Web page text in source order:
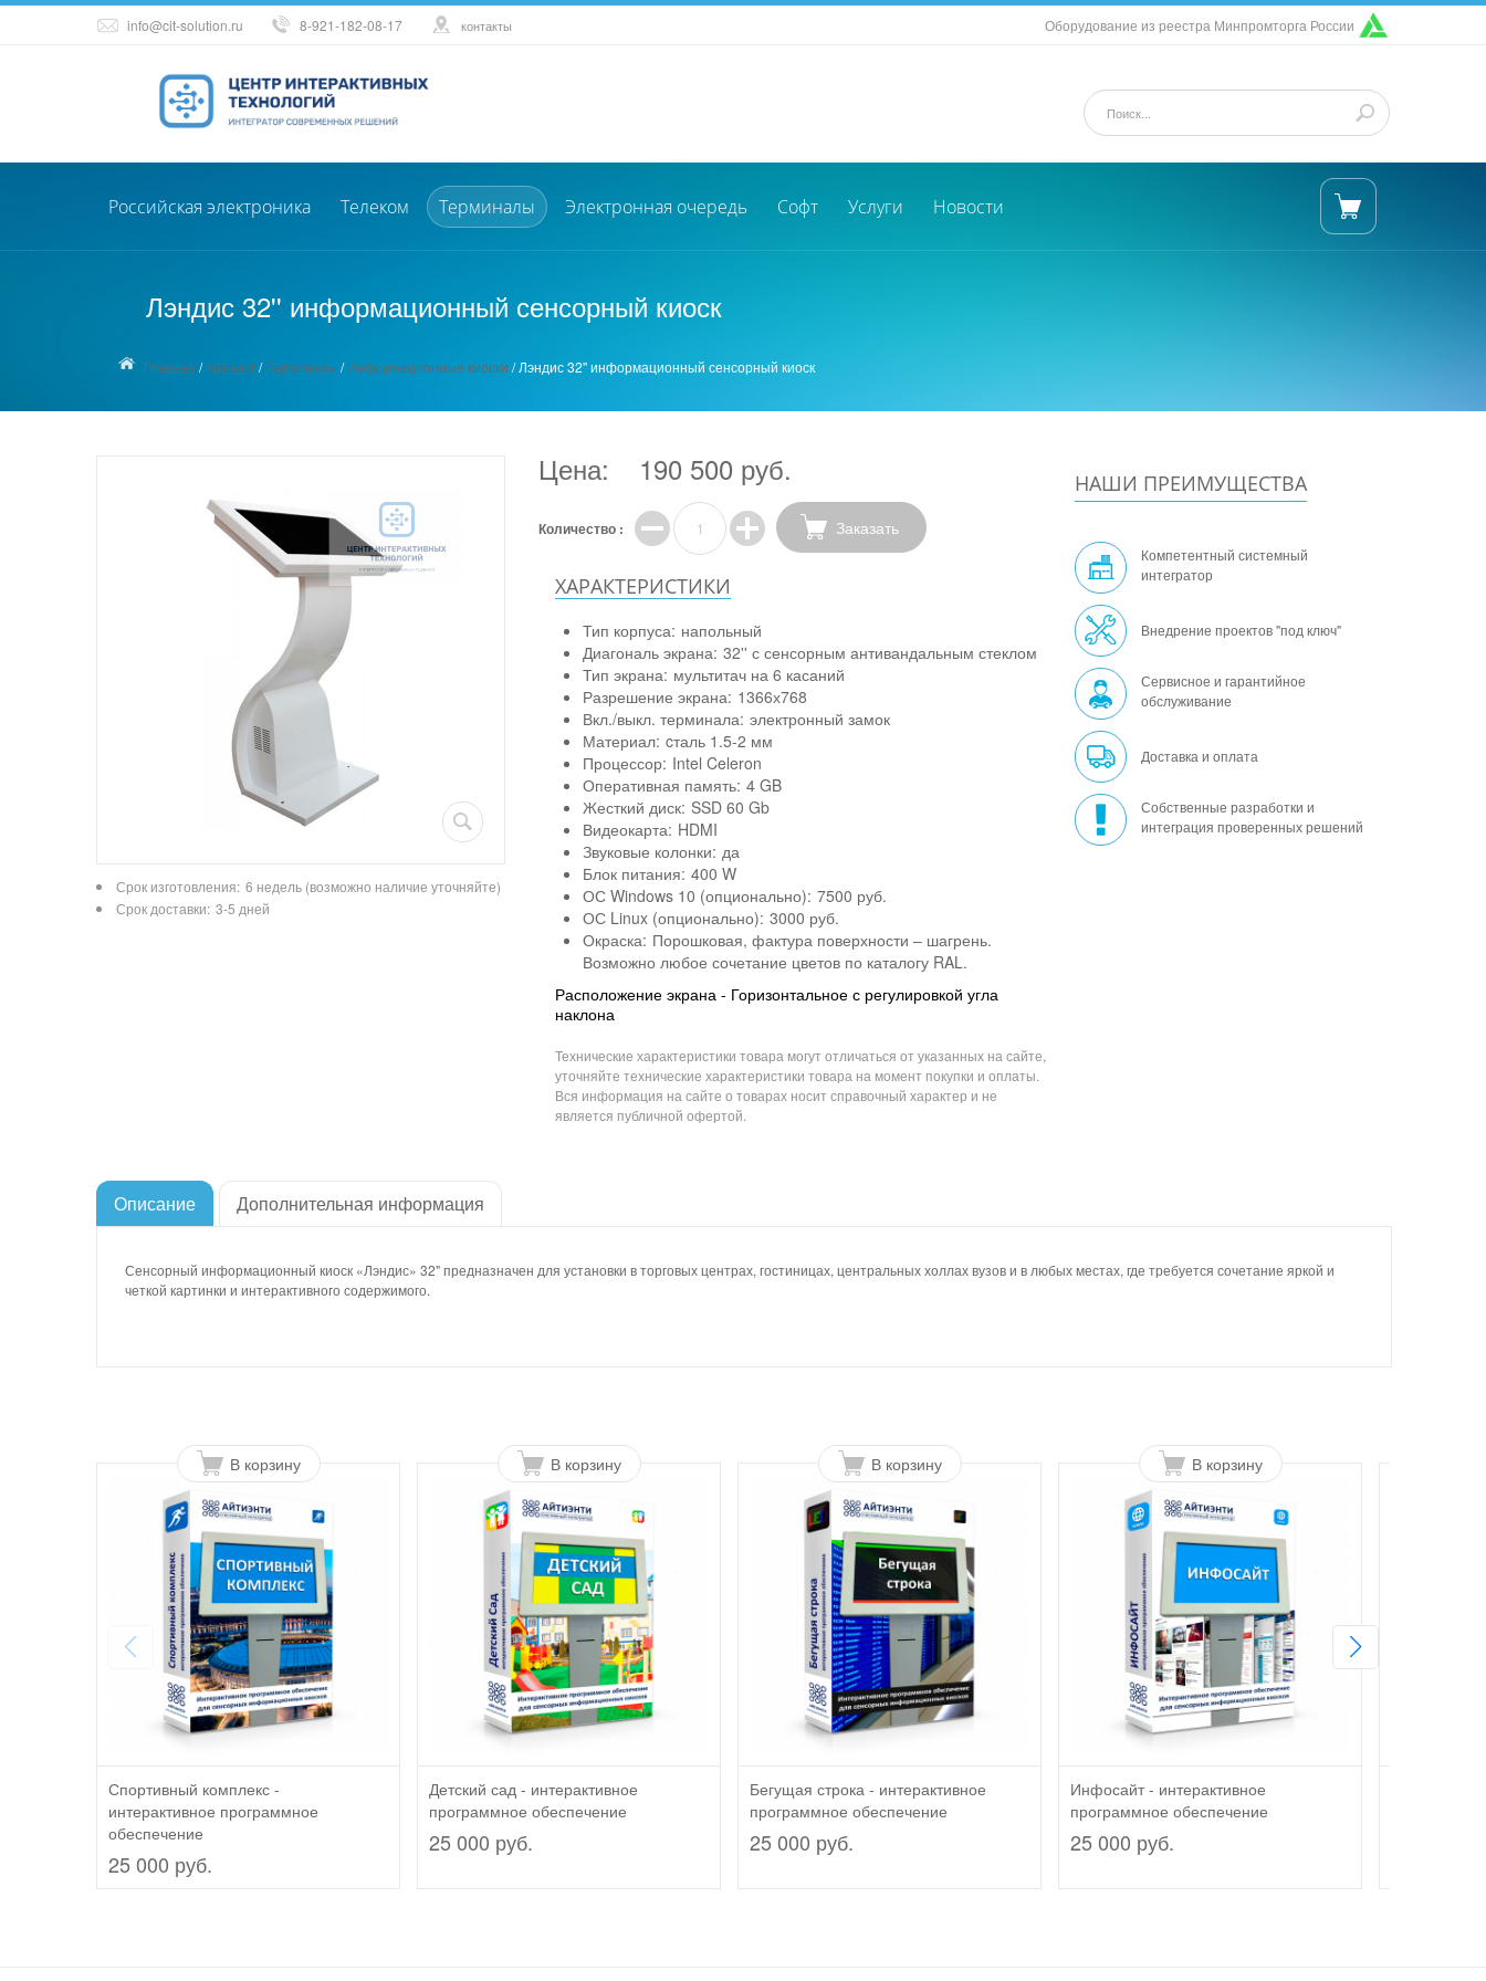
info@cit-solution.ru 8-921-182-08-17 контакты Оборудование из реестра Минпромторга России
Российская электроника Телеком Терминалы Электронная очередь Софт Услуги Новости
Лэндис 32'' информационный сенсорный киоск
Главная /Каталог/Терминалы /Информационные киоски /Лэндис 32'' информационный сенсорный киоск
Срок изготовления: 6 недель (возможно наличие уточняйте)
Срок доставки: 3-5 дней
Цена: 190 500 руб.
Количество : Заказать
ХАРАКТЕРИСТИКИ
Тип корпуса: напольный
Диагональ экрана: 32'' с сенсорным антивандальным стеклом
Тип экрана: мультитач на 6 касаний
Разрешение экрана: 1366х768
Вкл./выкл. терминала: электронный замок
Материал: cталь 1.5-2 мм
Процессор: Intel Celeron
Оперативная память: 4 GB
Жесткий диск: SSD 60 Gb
Видеокарта: HDMI
Звуковые колонки: да
Блок питания: 400 W
ОС Windows 10 (опционально): 7500 руб.
ОС Linux (опционально): 3000 руб.
Окраска: Порошковая, фактура поверхности – шагрень.
Возможно любое сочетание цветов по каталогу RAL.
Расположение экрана - Горизонтальное с регулировкой угла
наклона
Технические характеристики товара могут отличаться от указанных на сайте,
уточняйте технические характеристики товара на момент покупки и оплаты.
Вся информация на сайте о товарах носит справочный характер и не
является публичной офертой.
НАШИ ПРЕИМУЩЕСТВА
Компетентный системный
интегратор
Внедрение проектов "под ключ"
Сервисное и гарантийное
обслуживание
Доставка и оплата
Собственные разработки и
интеграция проверенных решений
Описание Дополнительная информация
Сенсорный информационный киоск «Лэндис» 32" предназначен для установки в торговых центрах, гостиницах, центральных холлах вузов и в любых местах, где требуется сочетание яркой и
четкой картинки и интерактивного содержимого.
В корзину
Спортивный комплекс -
интерактивное программное
обеспечение
25 000 руб.
В корзину
Детский сад - интерактивное
программное обеспечение
25 000 руб.
В корзину
Бегущая строка - интерактивное
программное обеспечение
25 000 руб.
В корзину
Инфосайт - интерактивное
программное обеспечение
25 000 руб.